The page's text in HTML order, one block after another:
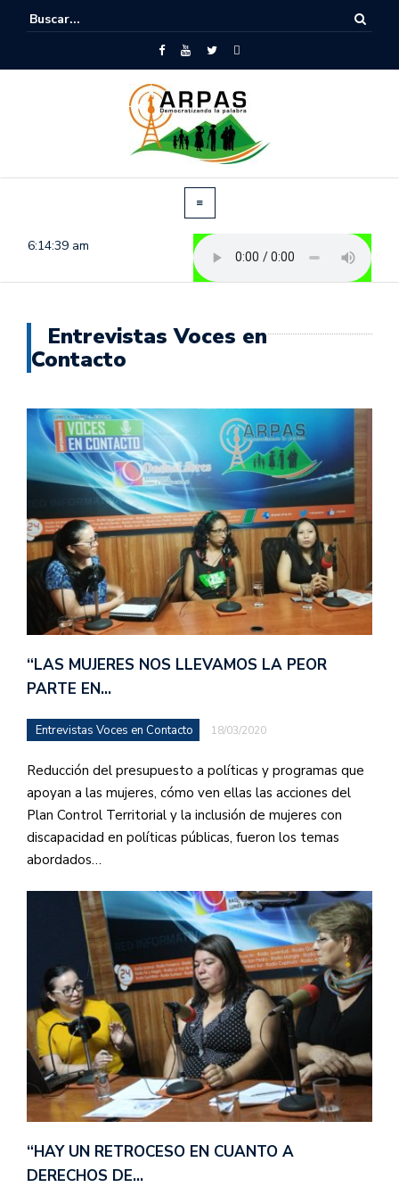
6:14:40 am
Entrevistas Voces en
Contacto
“LAS MUJERES NOS LLEVAMOS LA PEOR
PARTE EN…
Entrevistas Voces en Contacto 18/03/2020
Reducción del presupuesto a políticas y programas que
apoyan a las mujeres, cómo ven ellas las acciones del
Plan Control Territorial y la inclusión de mujeres con
discapacidad en políticas públicas, fueron los temas
abordados…
“HAY UN RETROCESO EN CUANTO A
DERECHOS DE…